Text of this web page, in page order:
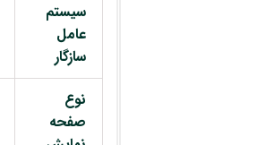
سیستم
عامل
سازگار
نوع
صفحه